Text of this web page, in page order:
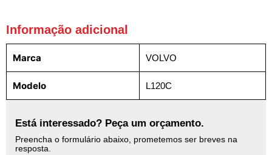
Informação adicional
Marca VOLVO
Modelo L120C
Está interessado? Peça um orçamento.
Preencha o formulário abaixo, prometemos ser breves na
resposta.